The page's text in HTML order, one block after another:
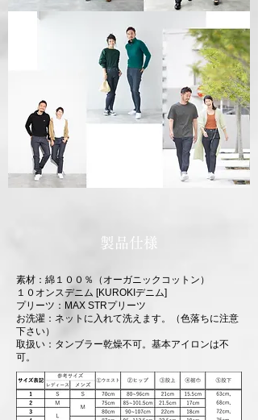
製品仕様
素材：綿１００％（オーガニックコットン）
１０オンスデニム [KUROKIデニム]
プリーツ：MAX STRプリーツ
お洗濯：ネットに入れて洗えます。（色落ちに注意
下さい）
取扱い：タンブラー乾燥不可。基本アイロンは不
可。